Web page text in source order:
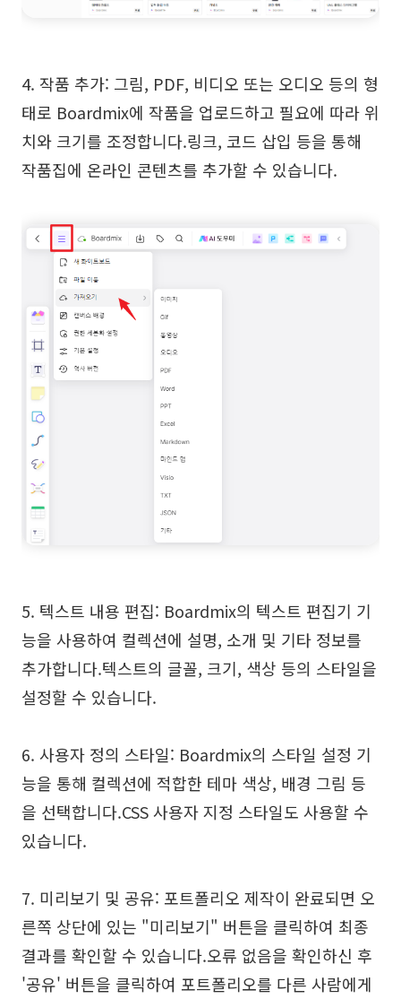
4. 작품 추가: 그림, PDF, 비디오 또는 오디오 등의 형
태로 Boardmix에 작품을 업로드하고 필요에 따라 위
치와 크기를 조정합니다.링크, 코드 삽입 등을 통해
작품집에 온라인 콘텐츠를 추가할 수 있습니다.
5. 텍스트 내용 편집: Boardmix의 텍스트 편집기 기
능을 사용하여 컬렉션에 설명, 소개 및 기타 정보를
추가합니다.텍스트의 글꼴, 크기, 색상 등의 스타일을
설정할 수 있습니다.
6. 사용자 정의 스타일: Boardmix의 스타일 설정 기
능을 통해 컬렉션에 적합한 테마 색상, 배경 그림 등
을 선택합니다.CSS 사용자 지정 스타일도 사용할 수
있습니다.
7. 미리보기 및 공유: 포트폴리오 제작이 완료되면 오
른쪽 상단에 있는 "미리보기" 버튼을 클릭하여 최종
결과를 확인할 수 있습니다.오류 없음을 확인하신 후
'공유' 버튼을 클릭하여 포트폴리오를 다른 사람에게